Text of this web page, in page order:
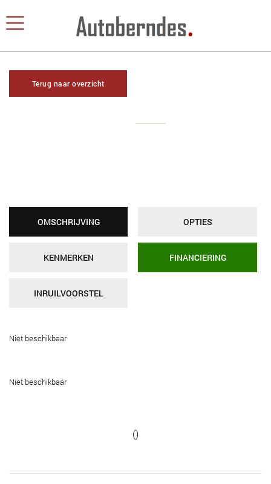
Terug naar overzicht
OMSCHRIJVING OPTIES
KENMERKEN FINANCIERING
INRUILVOORSTEL
Niet beschikbaar
Niet beschikbaar
()